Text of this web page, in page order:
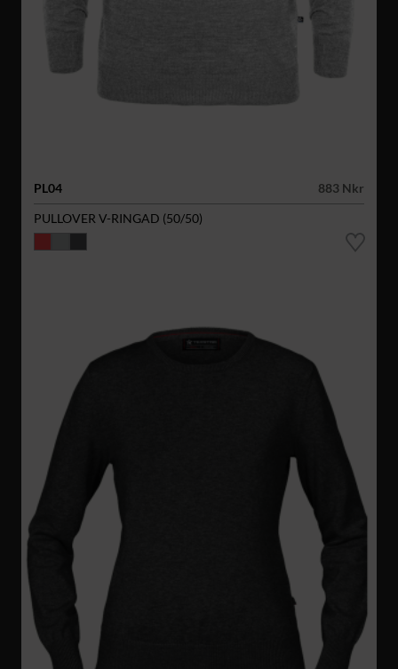
PL04
883 Nkr
PULLOVER V-RINGAD (50/50)